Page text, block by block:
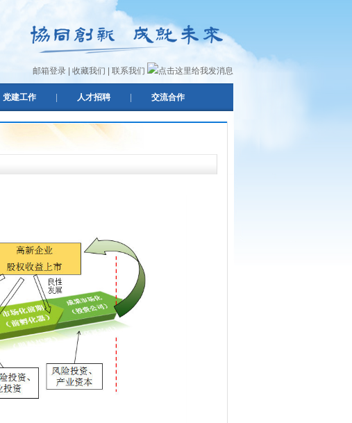
邮箱登录 收藏我们 联系我们
党建工作 人才招聘 交流合作